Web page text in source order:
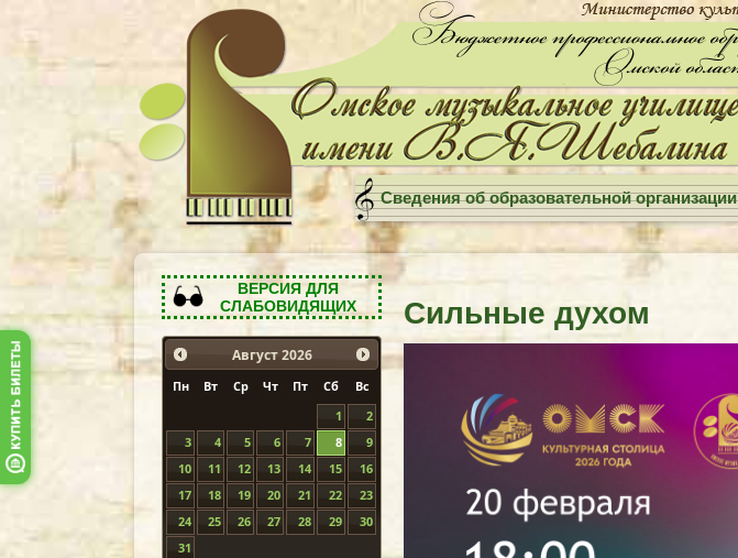
Сведения об образовательной организации
ВЕРСИЯ ДЛЯ
СЛАБОВИДЯЩИХ
Август 2026
Пн Вт Ср Чт Пт Сб
Вс
1
2
3
4 5 6 7 8
9
10
11 12 13 14 15
16
17
18 19 20 21 22
23
24
25 26 27 28 29
30
31
Сильные духом